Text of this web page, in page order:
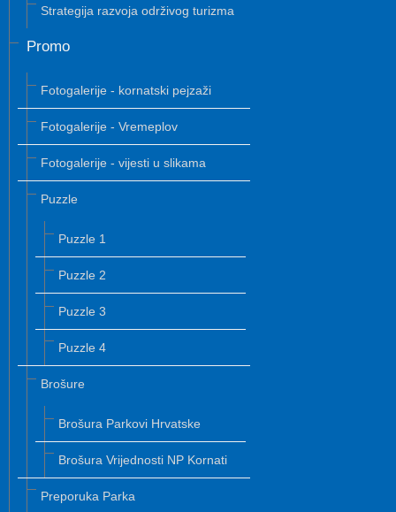
Strategija razvoja održivog turizma
Promo
Fotogalerije - kornatski pejzaži
Fotogalerije - Vremeplov
Fotogalerije - vijesti u slikama
Puzzle
Puzzle 1
Puzzle 2
Puzzle 3
Puzzle 4
Brošure
Brošura Parkovi Hrvatske
Brošura Vrijednosti NP Kornati
Preporuka Parka